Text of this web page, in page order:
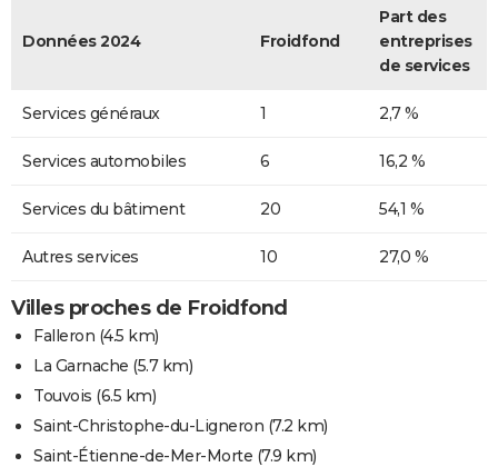
Données 2024 Froidfond
Part des
entreprises
de services
Services généraux 1 2,7 %
Services automobiles 6 16,2 %
Services du bâtiment 20 54,1 %
Autres services 10 27,0 %
Villes proches de Froidfond
Falleron (4.5 km)
La Garnache (5.7 km)
Touvois (6.5 km)
Saint-Christophe-du-Ligneron (7.2 km)
Saint-Étienne-de-Mer-Morte (7.9 km)